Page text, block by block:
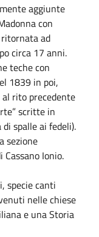
aggiunte
con
ad
circa 17 anni.
teche con
1839 in poi,
rito precedente
scritte in
spalle ai fedeli).
sezione
Ionio.
specie canti
nelle chiese
e una Storia